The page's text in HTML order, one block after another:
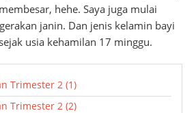
hehe. Saya juga mulai
janin. Dan jenis kelamin bayi
usia kehamilan 17 minggu.
Trimester 2 (1)
Trimester 2 (2)